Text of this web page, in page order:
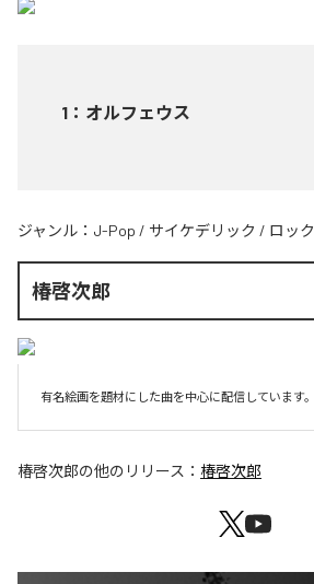
1 ： オルフェウス
ジャンル： J-Pop / サイケデリック / ロック
椿啓次郎
有名絵画を題材にした曲を中心に配信しています。
椿啓次郎の他のリリース： 椿啓次郎